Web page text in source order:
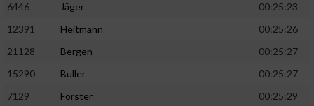
6446
Jäger
00:25:23
12391
Heitmann
00:25:26
21128
Bergen
00:25:27
15290
Buller
00:25:27
7129
Forster
00:25:29